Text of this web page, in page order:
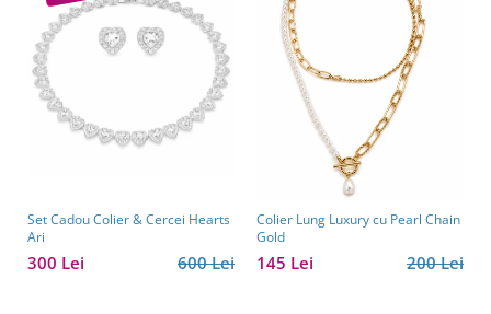
Set Cadou Colier & Cercei Hearts
Ari
600 Lei
300 Lei
Colier Lung Luxury cu Pearl Chain
Gold
200 Lei
145 Lei